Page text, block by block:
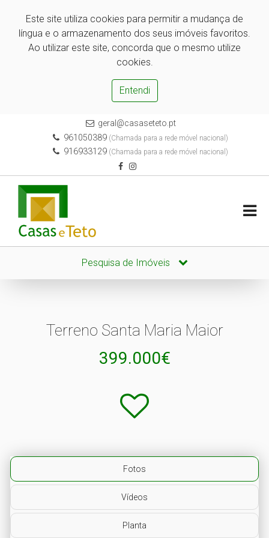
Este site utiliza cookies para permitir a mudança de
língua e o armazenamento dos seus imóveis favoritos.
Ao utilizar este site, concorda que o mesmo utilize
cookies.
Entendi
geral@casaseteto.pt
961050389 (Chamada para a rede móvel nacional)
916933129 (Chamada para a rede móvel nacional)
Pesquisa de Imóveis
Terreno Santa Maria Maior
399.000€
Fotos
Vídeos
Planta